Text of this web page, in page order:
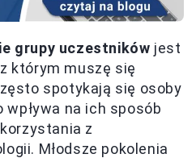
grupy uczestników jest
którym muszę się
spotykają się osoby
wpływa na ich sposób
z
Młodsze pokolenia